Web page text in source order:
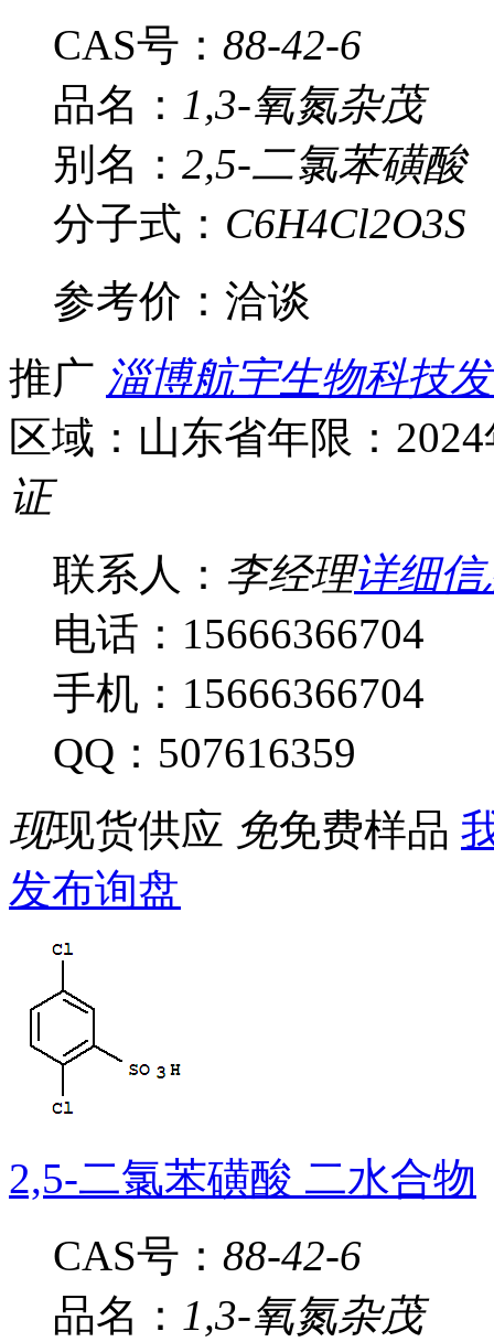
CAS号： 88-42-6
品名： 1,3-氧氮杂茂
别名： 2,5-二氯苯磺酸
分子式： C6H4Cl2O3S
参考价： 洽谈
推广 淄博航宇生物科技
区域：山东省年限：
证
联系人： 李经理详细信
电话：15666366704
手机：15666366704
QQ：507616359
现现货供应 免免费样品
发布询盘
2,5-二氯苯磺酸 二水合物
CAS号： 88-42-6
品名： 1,3-氧氮杂茂